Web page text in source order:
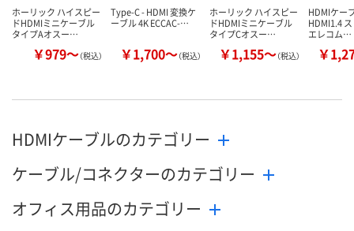
ホーリック ハイスピー
ドHDMIミニケーブル
タイプAオスー…
￥979～（税込）
Type-C - HDMI 変換ケ
ーブル 4K ECCAC-…
￥1,700～（税込）
ホーリック ハイスピー
ドHDMIミニケーブル
タイプCオスー…
￥1,155～（税込）
HDMIケー
HDMI1.4
エレコム…
￥
HDMIケーブルのカテゴリー
ケーブル/コネクターのカテゴリー
オフィス用品のカテゴリー